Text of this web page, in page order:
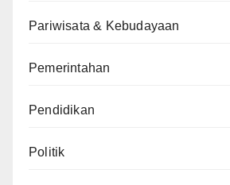
Pariwisata & Kebudayaan
Pemerintahan
Pendidikan
Politik